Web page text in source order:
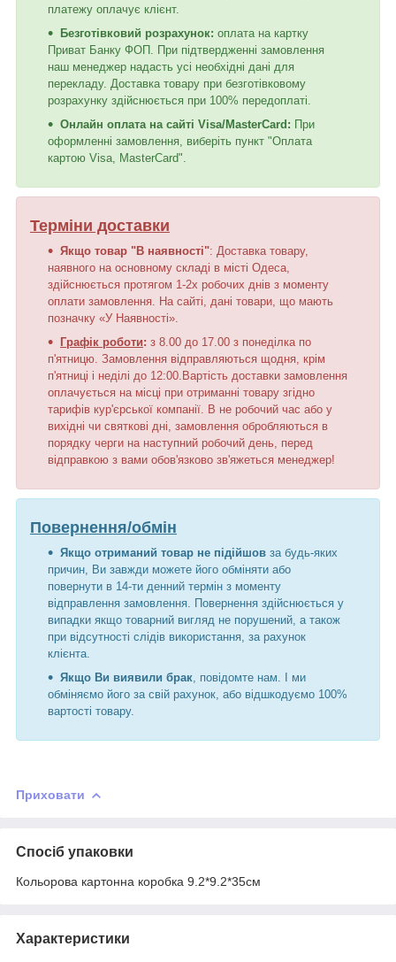
платежу оплачує клієнт.
Безготівковий розрахунок: оплата на картку
Приват Банку ФОП. При підтвердженні замовлення
наш менеджер надасть усі необхідні дані для
перекладу. Доставка товару при безготівковому
розрахунку здійснюється при 100% передоплаті.
Онлайн оплата на сайті Visa/MasterCard: При
оформленні замовлення, виберіть пункт "Оплата
картою Visa, MasterCard".
Терміни доставки
Якщо товар "В наявності": Доставка товару,
наявного на основному складі в місті Одеса,
здійснюється протягом 1-2х робочих днів з моменту
оплати замовлення. На сайті, дані товари, що мають
позначку «У Наявності».
Графік роботи: з 8.00 до 17.00 з понеділка по
п'ятницю. Замовлення відправляються щодня, крім
п'ятниці і неділі до 12:00.Вартість доставки замовлення
оплачується на місці при отриманні товару згідно
тарифів кур'єрської компанії. В не робочий час або у
вихідні чи святкові дні, замовлення обробляються в
порядку черги на наступний робочий день, перед
відправкою з вами обов'язково зв'яжеться менеджер!
Повернення/обмін
Якщо отриманий товар не підійшов за будь-яких
причин, Ви завжди можете його обміняти або
повернути в 14-ти денний термін з моменту
відправлення замовлення. Повернення здійснюється у
випадки якщо товарний вигляд не порушений, а також
при відсутності слідів використання, за рахунок
клієнта.
Якщо Ви виявили брак , повідомте нам. І ми
обміняємо його за свій рахунок, або відшкодуємо 100%
вартості товару.
Приховати
Спосіб упаковки
Кольорова картонна коробка 9.2*9.2*35см
Характеристики